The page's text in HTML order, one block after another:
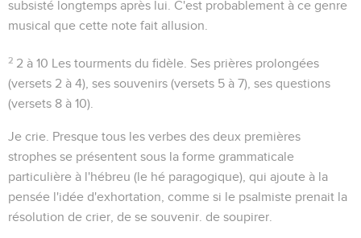
subsisté longtemps après lui. C'est probablement à ce genre
musical que cette note fait allusion.
2 2 à 10 Les tourments du fidèle. Ses prières prolongées
(versets 2 à 4), ses souvenirs (versets 5 à 7), ses questions
(versets 8 à 10).
Je crie . Presque tous les verbes des deux premières
strophes se présentent sous la forme grammaticale
particulière à l'hébreu (le hé paragogique), qui ajoute à la
pensée l'idée d'exhortation, comme si le psalmiste prenait la
résolution de crier, de se souvenir. de soupirer.